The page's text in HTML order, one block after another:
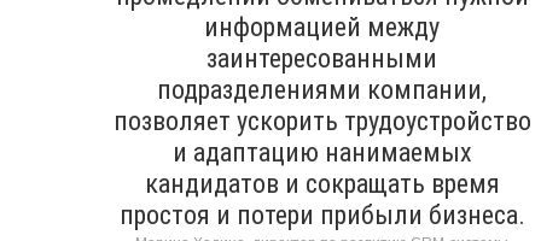
информацией между
заинтересованными
подразделениями компании,
позволяет ускорить трудоустройство
и адаптацию нанимаемых
кандидатов и сокращать время
простоя и потери прибыли бизнеса.